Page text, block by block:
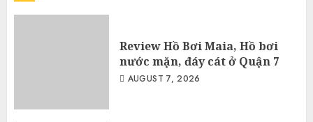
Review Hồ Bơi Maia, Hồ bơi
nước mặn, đáy cát ở Quận 7
AUGUST 7, 2026